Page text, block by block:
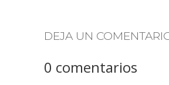
DEJA UN
0 comentarios